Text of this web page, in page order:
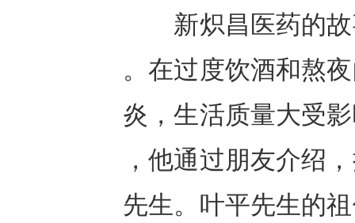
新炽昌医药的故
。在过度饮酒和熬
炎，生活质量大受
，他通过朋友介绍
先生。叶平先生的